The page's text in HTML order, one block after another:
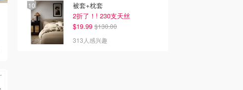
被套+枕套
2折了！! 230支天丝
$19.99 $130.00
313人感兴趣